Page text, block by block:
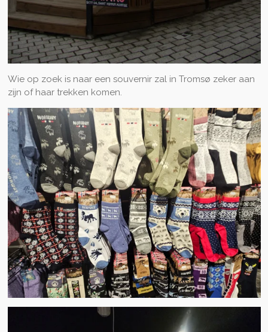
Wie op zoek is naar een souvernir zal in Tromsø zeker aan
zijn of haar trekken komen.